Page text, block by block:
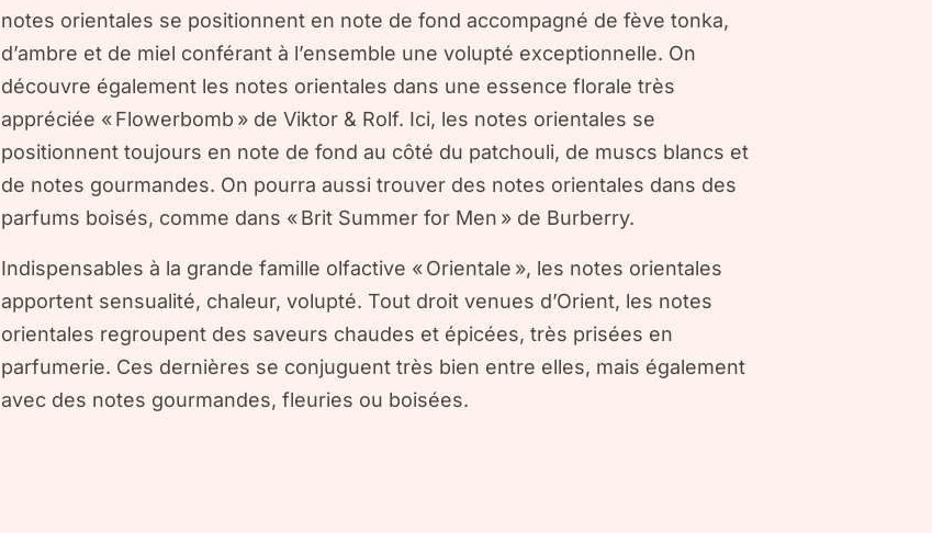
notes orientales se positionnent en note de fond accompagné de fève tonka,
d’ambre et de miel conférant à l’ensemble une volupté exceptionnelle. On
découvre également les notes orientales dans une essence florale très
appréciée « Flowerbomb » de Viktor & Rolf. Ici, les notes orientales se
positionnent toujours en note de fond au côté du patchouli, de muscs blancs et
de notes gourmandes. On pourra aussi trouver des notes orientales dans des
parfums boisés, comme dans « Brit Summer for Men » de Burberry.
Indispensables à la grande famille olfactive « Orientale », les notes orientales
apportent sensualité, chaleur, volupté. Tout droit venues d’Orient, les notes
orientales regroupent des saveurs chaudes et épicées, très prisées en
parfumerie. Ces dernières se conjuguent très bien entre elles, mais également
avec des notes gourmandes, fleuries ou boisées.